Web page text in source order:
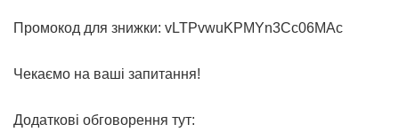
Промокод для знижки: vLTPvwuKPMYn3Cc06MAc
Чекаємо на ваші запитання!
Додаткові обговорення тут: